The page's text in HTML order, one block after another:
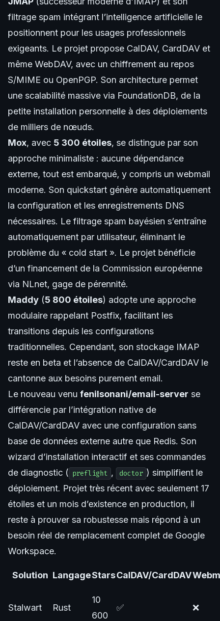
filtrage spam intégrant l’intelligence artificielle le
positionnent pour les usages professionnels
exigeants. Le projet propose CalDAV, CardDAV et
même WebDAV, avec un chiffrement au repos
S/MIME ou OpenPGP. Son architecture permet
une scalabilité massive via FoundationDB, de la
petite installation personnelle à des déploiements
de milliers de nœuds.
Mox, avec 5 300 étoiles, se distingue par son
approche minimaliste : aucune dépendance
externe, tout est embarqué, y compris un webmail
moderne. Son quickstart génère automatiquement
la configuration et les enregistrements DNS
nécessaires. Le filtrage spam bayésien s’entraîne
automatiquement par utilisateur, éliminant le
problème du « cold start ». Le projet bénéficie
d’un financement de la Commission européenne
via NLnet, gage de pérennité.
Maddy (5 800 étoiles) adopte une approche
modulaire rappelant Postfix, facilitant les
transitions depuis les configurations
traditionnelles. Cependant, son stockage IMAP
reste en beta et l’absence de CalDAV/CardDAV le
cantonne aux besoins purement email.
Le nouveau venu fenilsonani/email-server se
différencie par l’intégration native de
CalDAV/CardDAV avec une configuration sans
base de données externe autre que Redis. Son
wizard d’installation interactif et ses commandes
de diagnostic ( preflight , doctor ) simplifient le
déploiement. Projet très récent avec seulement 17
étoiles et un mois d’existence en production, il
reste à prouver sa robustesse mais répond à un
besoin réel de remplacement complet de Google
Workspace.
Solution LangageStarsCalDAV/CardDAV
Stalwart Rust
10
600
✅ ❌